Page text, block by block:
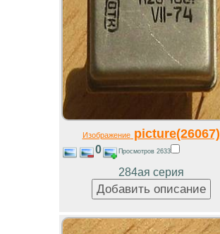
Изображениеpicture(26067)
0 Просмотров 2633
284ая серия